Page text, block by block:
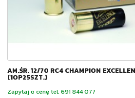
AM.ŚR. 12/70 RC4 CHAMPION
(1OP25SZT.)
Zapytaj o cenę tel. 691 844 077